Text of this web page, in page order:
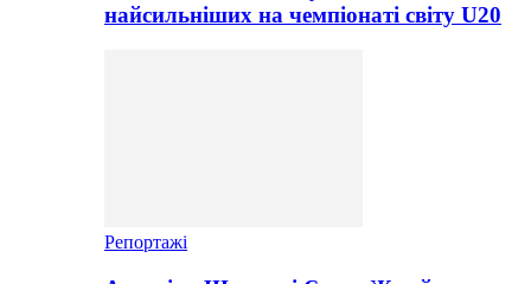
найсильніших на чемпіонаті світу U20
Репортажі